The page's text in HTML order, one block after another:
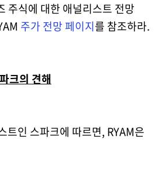
주식에 대한 애널리스트 전망
주가 전망 페이지를 참조하라.
크의 견해
트인 스파크에 따르면, RYAM은